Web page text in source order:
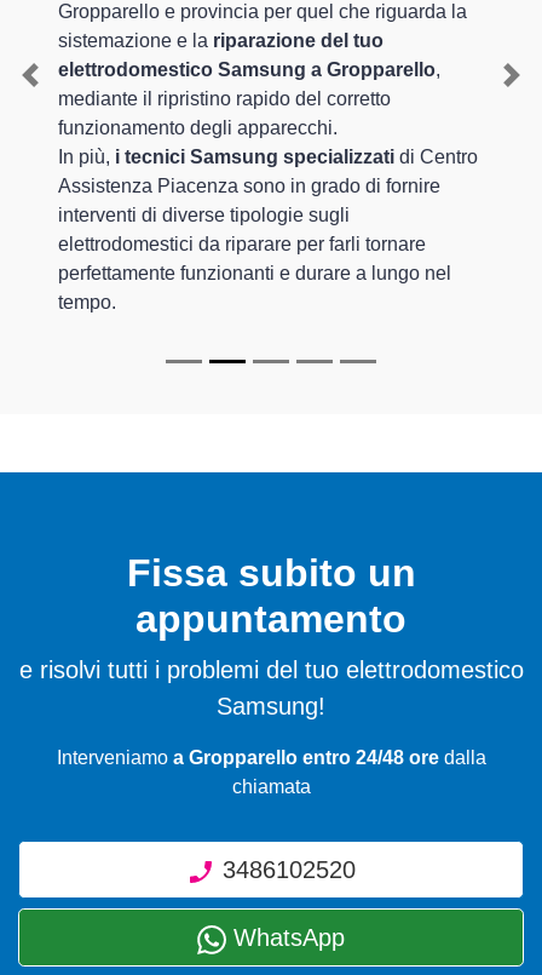
Gropparello e provincia per quel che riguarda la
sistemazione e la riparazione del tuo
elettrodomestico Samsung a Gropparello,
mediante il ripristino rapido del corretto
funzionamento degli apparecchi.
In più, i tecnici Samsung specializzati di Centro
Assistenza Piacenza sono in grado di fornire
interventi di diverse tipologie sugli
elettrodomestici da riparare per farli tornare
perfettamente funzionanti e durare a lungo nel
tempo.
Previous
Fissa subito un
appuntamento
e risolvi tutti i problemi del tuo elettrodomestico
Samsung!
Interveniamo a Gropparello entro 24/48 oredalla
chiamata
3486102520
WhatsApp